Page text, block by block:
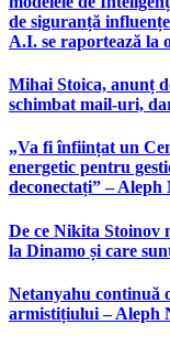
de siguranță
A.I. se raportează la
Mihai Stoica, anunț
schimbat mail-uri,
„Va fi înființat un
energetic pentru
deconectați” – Aleph
De ce Nikita Stoinov
la Dinamo și care
Netanyahu continuă
armistițiului – Aleph